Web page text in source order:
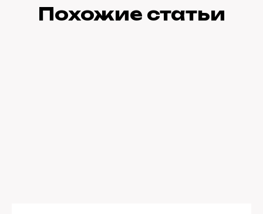
Похожие статьи